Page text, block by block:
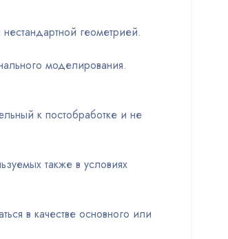
геометрией.
моделирования.
к постобработке и не
также в условиях
в качестве основного или